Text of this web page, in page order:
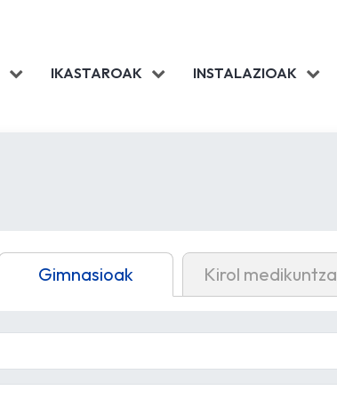
IKASTAROAK INSTALAZIOAK
Gimnasioak Kirol medikuntza